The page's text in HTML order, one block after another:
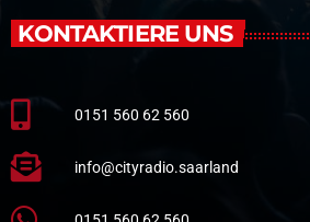
KONTAKTIERE UNS
0151 560 62 560
info@cityradio.saarland